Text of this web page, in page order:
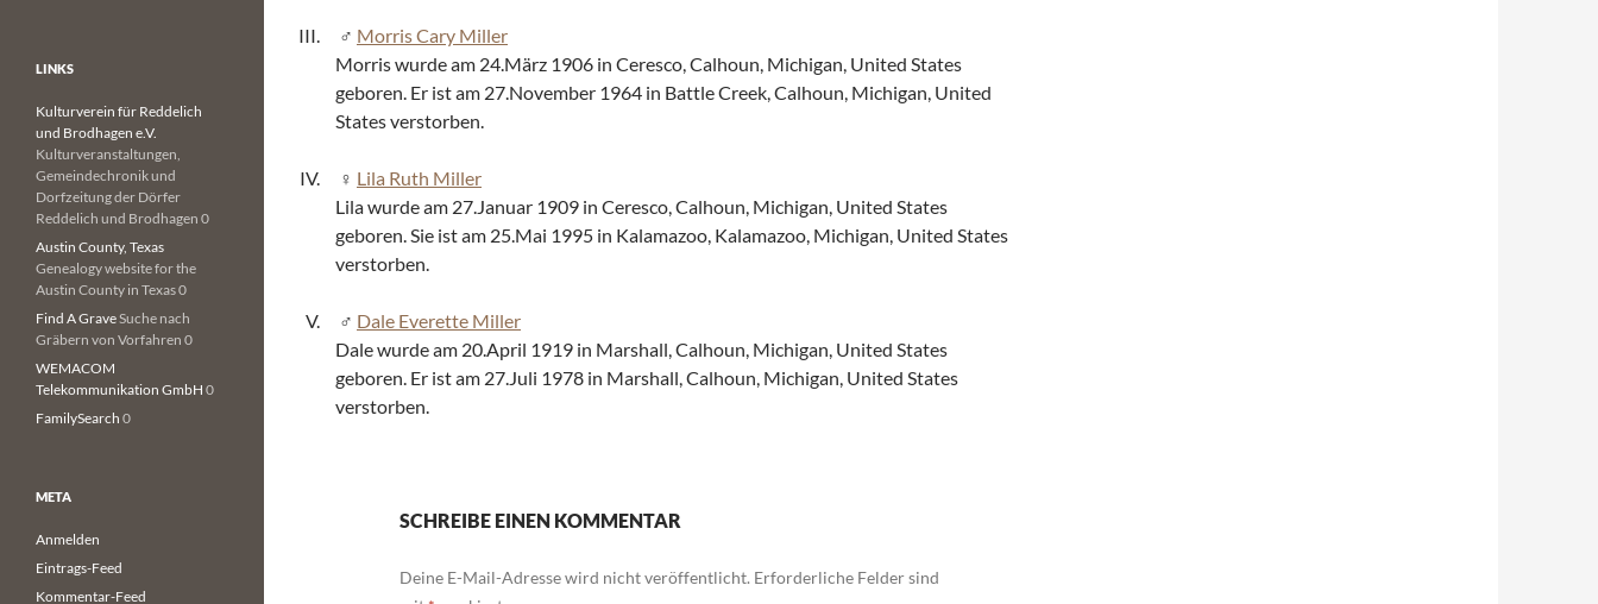
Morris Cary Miller
Morris wurde am 24.März 1906 in Ceresco, Calhoun, Michigan, United States
geboren. Er ist am 27.November 1964 in Battle Creek, Calhoun, Michigan, United
States verstorben.
Lila Ruth Miller
Lila wurde am 27.Januar 1909 in Ceresco, Calhoun, Michigan, United States
geboren. Sie ist am 25.Mai 1995 in Kalamazoo, Kalamazoo, Michigan, United States
verstorben.
Dale Everette Miller
Dale wurde am 20.April 1919 in Marshall, Calhoun, Michigan, United States
geboren. Er ist am 27.Juli 1978 in Marshall, Calhoun, Michigan, United States
verstorben.
SCHREIBE EINEN KOMMENTAR
Deine E-Mail-Adresse wird nicht veröffentlicht. Erforderliche Felder sind
LINKS
Kulturverein für Reddelich
und Brodhagen e.V.
Kulturveranstaltungen,
Gemeindechronik und
Dorfzeitung der Dörfer
Reddelich und Brodhagen 0
Austin County, Texas
Genealogy website for the
Austin County in Texas 0
Find A GraveSuche nach
Gräbern von Vorfahren 0
WEMACOM
Telekommunikation GmbH 0
FamilySearch 0
META
Anmelden
Eintrags-Feed
Kommentar-Feed